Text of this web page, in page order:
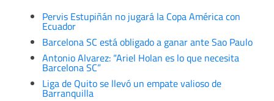
Pervis Estupiñán no jugará la Copa América con
Ecuador
Barcelona SC está obligado a ganar ante Sao Paulo
Antonio Alvarez: “Ariel Holan es lo que necesita
Barcelona SC”
Liga de Quito se llevó un empate valioso de
Barranquilla